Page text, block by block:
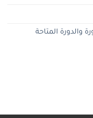
والدورة المتاحة